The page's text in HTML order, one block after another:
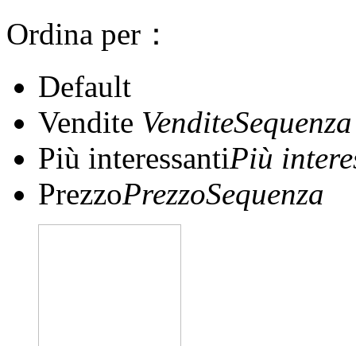
Ordina per：
Default
Vendite VenditeSequenza
Più interessantiPiù
PrezzoPrezzoSequenza